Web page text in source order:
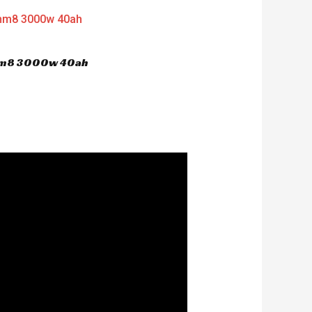
3000w 40ah